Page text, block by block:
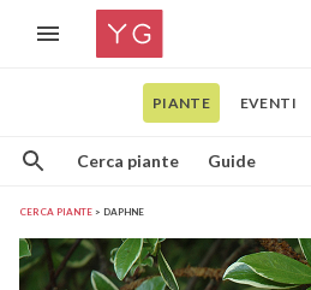
PIANTE EVENTI
Cerca piante Guide
CERCA PIANTE DAPHNE